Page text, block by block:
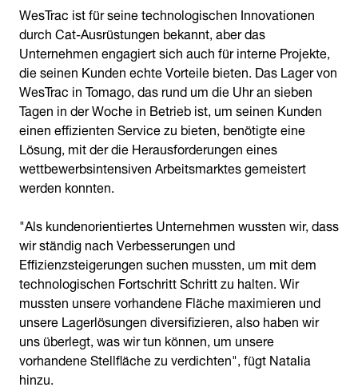
WesTrac ist für seine technologischen Innovationen
durch Cat-Ausrüstungen bekannt, aber das
Unternehmen engagiert sich auch für interne Projekte,
die seinen Kunden echte Vorteile bieten. Das Lager von
WesTrac in Tomago, das rund um die Uhr an sieben
Tagen in der Woche in Betrieb ist, um seinen Kunden
einen effizienten Service zu bieten, benötigte eine
Lösung, mit der die Herausforderungen eines
wettbewerbsintensiven Arbeitsmarktes gemeistert
werden konnten.
"Als kundenorientiertes Unternehmen wussten wir, dass
wir ständig nach Verbesserungen und
Effizienzsteigerungen suchen mussten, um mit dem
technologischen Fortschritt Schritt zu halten. Wir
mussten unsere vorhandene Fläche maximieren und
unsere Lagerlösungen diversifizieren, also haben wir
uns überlegt, was wir tun können, um unsere
vorhandene Stellfläche zu verdichten", fügt Natalia
hinzu.